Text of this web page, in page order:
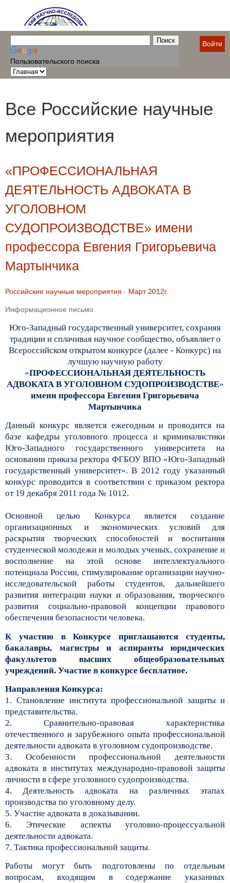
Пользовательского поиска
Войти
Все Российские научные
мероприятия
«ПРОФЕССИОНАЛЬНАЯ
ДЕЯТЕЛЬНОСТЬ АДВОКАТА В
УГОЛОВНОМ
СУДОПРОИЗВОДСТВЕ» имени
профессора Евгения Григорьевича
Мартынчика
Российские научные мероприятия - Март 2012г.
Информационное письмо
Юго-Западный государственный университет, сохраняя
традиции и сплачивая научное сообщество, объявляет о
Всероссийском открытом конкурсе (далее - Конкурс) на
лучшую научную работу
«ПРОФЕССИОНАЛЬНАЯ ДЕЯТЕЛЬНОСТЬ
АДВОКАТА В УГОЛОВНОМ СУДОПРОИЗВОДСТВЕ»
имени профессора Евгения Григорьевича
Мартынчика
Данный конкурс является ежегодным и проводится на
базе кафедры уголовного процесса и криминалистики
Юго-Западного государственного университета на
основании приказа ректора ФГБОУ ВПО «Юго-Западный
государственный университет». В 2012 году указанный
конкурс проводится в соответствии с приказом ректора
от 19 декабря 2011 года № 1012.
Основной целью Конкурса является создание
организационных и экономических условий для
раскрытия творческих способностей и воспитания
студенческой молодежи и молодых ученых, сохранение и
восполнение на этой основе интеллектуального
потенциала России, стимулирование организации научно-
исследовательской работы студентов, дальнейшего
развития интеграции науки и образования, творческого
развития социально-правовой концепции правового
обеспечения безопасности человека.
К участию в Конкурсе приглашаются студенты,
бакалавры, магистры и аспиранты юридических
факультетов высших общеобразовательных
учреждений. Участие в конкурсе бесплатное.
Направления Конкурса:
1. Становление института профессиональной защиты и
представительства.
2. Сравнительно-правовая характеристика
отечественного и зарубежного опыта профессиональной
деятельности адвоката в уголовном судопроизводстве.
3. Особенности профессиональной деятельности
адвоката в институтах международно-правовой защиты
личности в сфере уголовного судопроизводства.
4. Деятельность адвоката на различных этапах
производства по уголовному делу.
5. Участие адвоката в доказывании.
6. Этические аспекты уголовно-процессуальной
деятельности адвоката.
7. Тактика профессиональной защиты.
Работы могут быть подготовлены по отдельным
вопросам, входящим в содержание указанных